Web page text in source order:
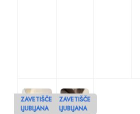
ZAVETIŠČE
LJUBLJANA
ZAVETIŠČE
LJUBLJANA